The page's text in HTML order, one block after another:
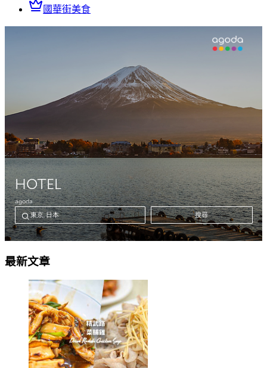
國華街美食
最新文章